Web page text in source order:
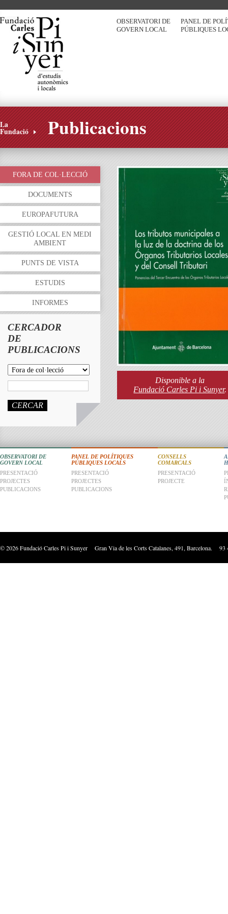
PANEL DE
PÚBLIQUES
OBSERVATORI DE
GOVERN LOCAL
La
Fundació Publicacions
FORA DE COL·LECCIÓ
DOCUMENTS
EUROPAFUTURA
GESTIÓ LOCAL EN MEDI
AMBIENT
PUNTS DE VISTA
ESTUDIS
INFORMES
CERCADOR
DE
PUBLICACIONS
CERCAR
Disponible a la
Fundació Carles Pi i Sunyer.
CONSELLS
COMARCALS
PRESENTACIÓ
PROJECTE
PANEL DE POLÍTIQUES
PÚBLIQUES LOCALS
PRESENTACIÓ
PROJECTES
PUBLICACIONS
OBSERVATORI DE
GOVERN LOCAL
PRESENTACIÓ
PROJECTES
PUBLICACIONS
©2026Fundació Carles Pi i Sunyer Gran Via de les Corts Catalanes, 491, Barcelona.